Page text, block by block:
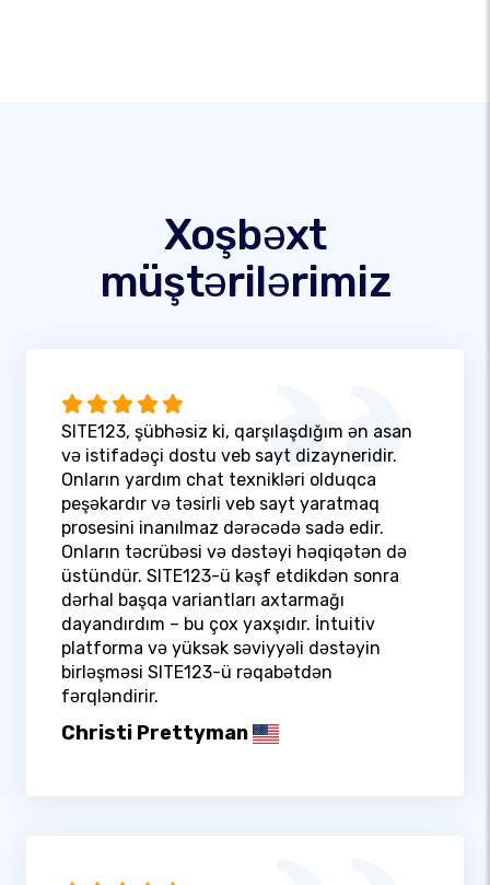
Xoşbəxt
müştərilərimiz
SITE123, şübhəsiz ki, qarşılaşdığım ən asan
və istifadəçi dostu veb sayt dizayneridir.
Onların yardım chat texnikləri olduqca
peşəkardır və təsirli veb sayt yaratmaq
prosesini inanılmaz dərəcədə sadə edir.
Onların təcrübəsi və dəstəyi həqiqətən də
üstündür. SITE123-ü kəşf etdikdən sonra
dərhal başqa variantları axtarmağı
dayandırdım – bu çox yaxşıdır. İntuitiv
platforma və yüksək səviyyəli dəstəyin
birləşməsi SITE123-ü rəqabətdən
fərqləndirir.
Christi Prettyman